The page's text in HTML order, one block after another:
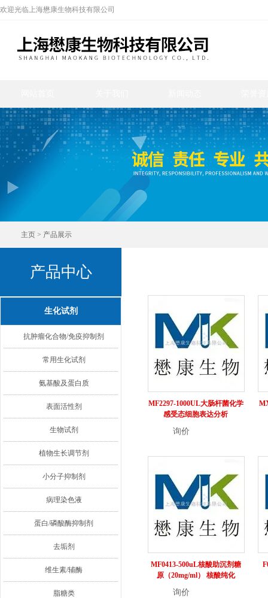
欢迎光临上海懋康生物科技有限公司
主页 > 产品展示
产品中心
生化试剂
抗肿瘤化合物/免疫抑制剂
常用生化试剂
氨基酸及蛋白质
表面活性剂
生物试剂
植物生长调节剂
小分子抑制剂
病理染色液
蛋白/磷酸酶抑制剂
去垢剂
维生素/辅酶
脂糖类
MF2297-1000UL大肠杆菌化学
感受态细胞表达分析
询价
MF0413-500uL核酸助沉剂糖
原（20mg/ml） 核酸纯化
询价